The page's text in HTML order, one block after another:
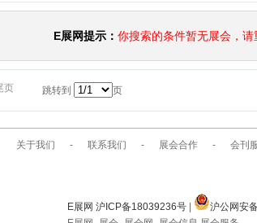
E展网提示： 你搜索的条件暂无展会，请
页 跳转到 页
关于我们 - 联系我们 - 展会合作 - 会刊
E展网 沪ICP备18039236号
沪公网安